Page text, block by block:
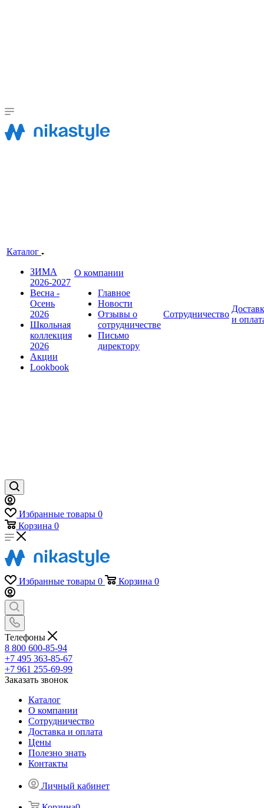
Каталог
ЗИМА
2026-2027
Весна -
Осень
2026
Школьная
коллекция
2026
Акции
Lookbook
О компании
Главное
Новости
Отзывы о
сотрудничестве
Письмо
директору
Сотрудничество
и
Избранные товары 0
Корзина 0
Избранные товары 0 Корзина 0
Телефоны
8 800 600-85-94
+7 495 363-85-67
+7 961 255-69-99
Заказать звонок
Каталог
О компании
Сотрудничество
Доставка и оплата
Цены
Полезно знать
Контакты
Личный кабинет